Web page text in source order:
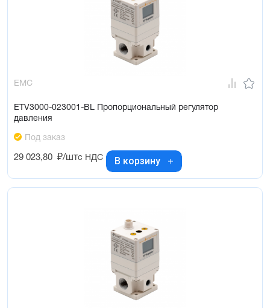
EMC
ETV3000-023001-BL Пропорциональный регулятор
давления
Под заказ
29 023,80 ₽/штс НДС В корзину